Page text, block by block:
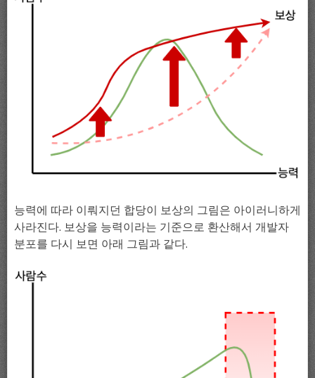
능력에 따라 이뤄지던 합당이 보상의 그림은 아이러니하게
사라진다. 보상을 능력이라는 기준으로 환산해서 개발자
분포를 다시 보면 아래 그림과 같다.